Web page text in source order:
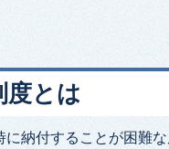
度とは
に納付することが困難